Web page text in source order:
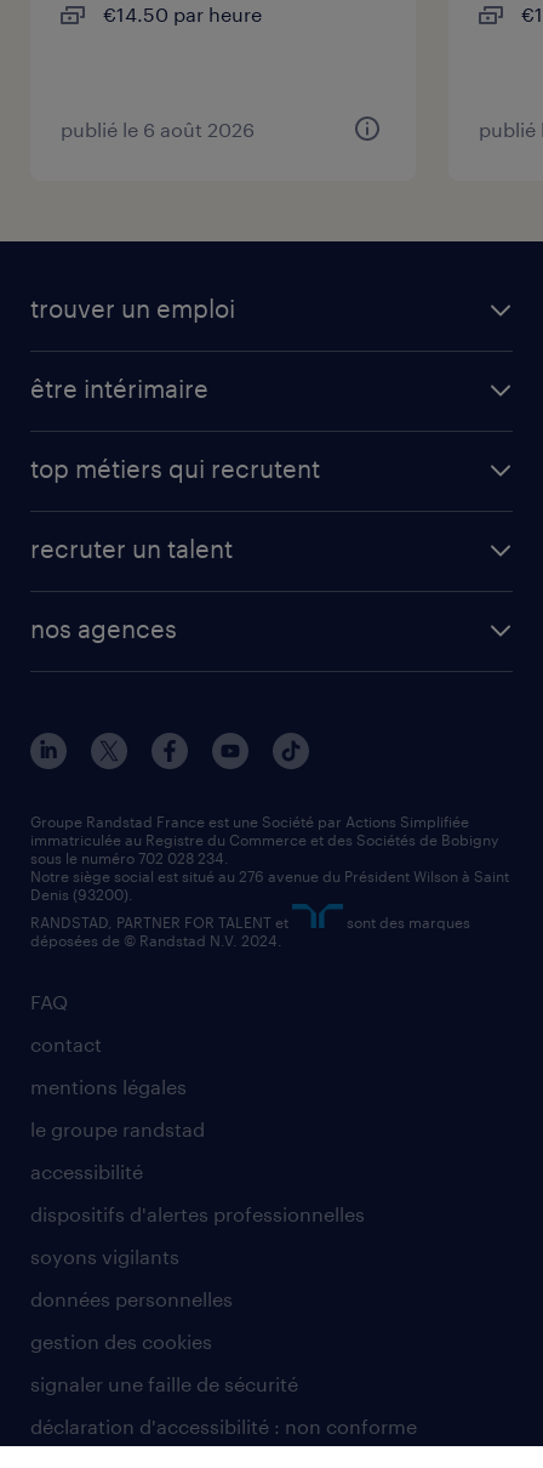
€14.50 par heure
publié le 6 août 2026 publié
trouver un emploi
être intérimaire
top métiers qui recrutent
recruter un talent
nos agences
FAQ
contact
mentions légales
le groupe randstad
accessibilité
dispositifs d'alertes professionnelles
soyons vigilants
données personnelles
gestion des cookies
signaler une faille de sécurité
déclaration d'accessibilité : non conforme
Groupe Randstad France est une Société par Actions Simplifiée
immatriculée au Registre du Commerce et des Sociétés de Bobigny
sous le numéro 702 028 234.
Notre siège social est situé au 276 avenue du Président Wilson à Saint
Denis (93200).
RANDSTAD, PARTNER FOR TALENT et
sont des marques
déposées de © Randstad N.V. 2024.